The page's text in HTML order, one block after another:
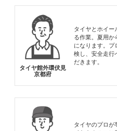
タイヤ館外環伏見
京都府
タイヤとホイー
る作業。夏用か
になります。プ
検し、安全走行
だきます。
タイヤのプロが